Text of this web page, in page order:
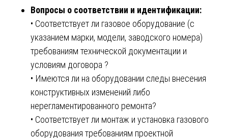
Вопросы о соответствии и идентификации:
• Соответствует ли газовое оборудование (с
указанием марки, модели, заводского номера)
требованиям технической документации и
условиям договора ?
• Имеются ли на оборудовании следы внесения
конструктивных изменений либо
нерегламентированного ремонта?
• Соответствует ли монтаж и установка газового
оборудования требованиям проектной